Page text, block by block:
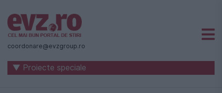
Știri
naționale
internaționale
coordonare@evzgroup.ro
▼ Proiecte speciale